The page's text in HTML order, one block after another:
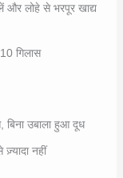
लोहे से भरपूर खाद्य
गिलास
उबाला हुआ दूध
नहीं